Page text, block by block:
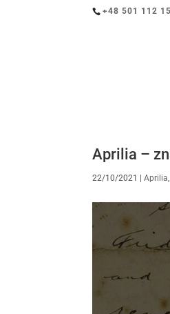
+48 501 112
Aprilia –
22/10/2021 |Aprilia,